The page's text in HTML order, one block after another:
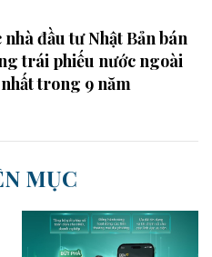
nhà đầu tư Nhật Bản bán
trái phiếu nước ngoài
trong 9 năm
MỤC